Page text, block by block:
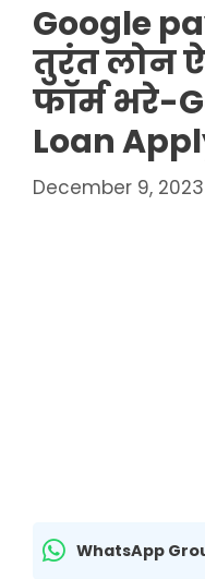
Google
तुरंत लोन
फॉर्म भरे-
Loan
December 9, 2023
WhatsApp